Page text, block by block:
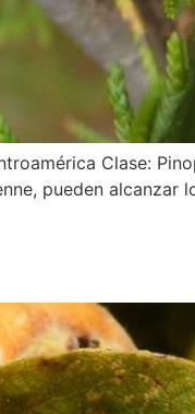
Clase:
pueden alcanzar